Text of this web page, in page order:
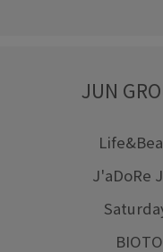
JUN
J'aDoRe